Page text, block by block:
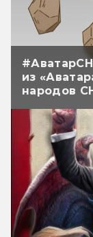
из
народов